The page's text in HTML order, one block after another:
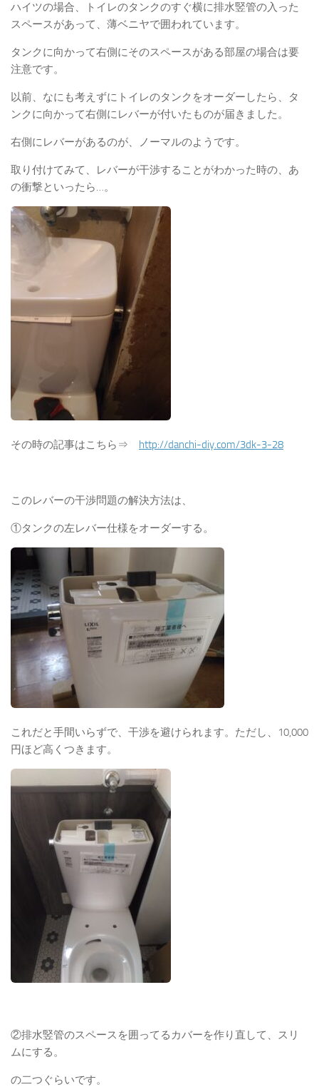
ハイツの場合、トイレのタンクのすぐ横に排水竪管の入った
スペースがあって、薄ベニヤで囲われています。
タンクに向かって右側にそのスペースがある部屋の場合は要
注意です。
以前、なにも考えずにトイレのタンクをオーダーしたら、タ
ンクに向かって右側にレバーが付いたものが届きました。
右側にレバーがあるのが、ノーマルのようです。
取り付けてみて、レバーが干渉することがわかった時の、あ
の衝撃といったら…。
その時の記事はこちら⇒ http://danchi-diy.com/3dk-3-28
このレバーの干渉問題の解決方法は、
①タンクの左レバー仕様をオーダーする。
これだと手間いらずで、干渉を避けられます。ただし、10,000
円ほど高くつきます。
②排水竪管のスペースを囲ってるカバーを作り直して、スリ
ムにする。
の二つぐらいです。